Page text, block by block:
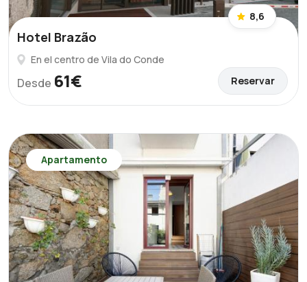
8,6
Hotel Brazão
En el centro de Vila do Conde
Desde 61€ Reservar
Apartamento